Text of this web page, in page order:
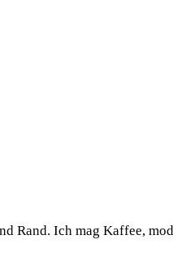
Rand. Ich mag Kaffee,